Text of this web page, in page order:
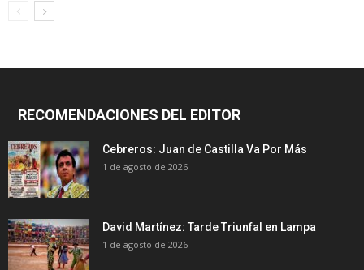
RECOMENDACIONES DEL EDITOR
Cebreros: Juan de Castilla Va Por Más
1 de agosto de 2026
David Martínez: Tarde Triunfal en Lampa
1 de agosto de 2026